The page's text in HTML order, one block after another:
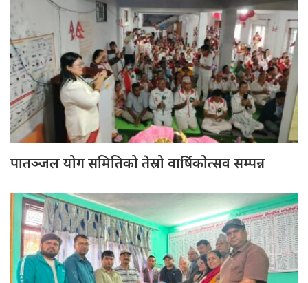
पातञ्जल योग समितिको तेस्रो वार्षिकोत्सव सम्पन्न